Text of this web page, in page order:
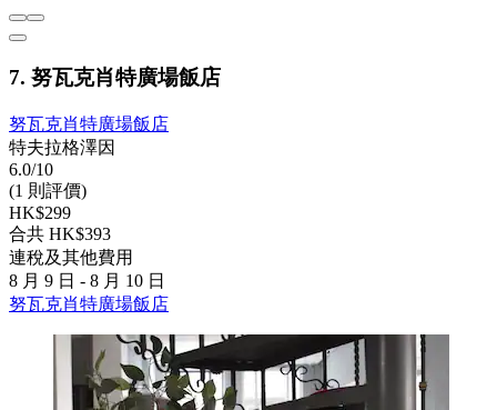
7. 努瓦克肖特廣場飯店
努瓦克肖特廣場飯店
特夫拉格澤因
6.0/10
(1 則評價)
HK$299
合共 HK$393
連稅及其他費用
8 月 9 日 - 8 月 10 日
努瓦克肖特廣場飯店